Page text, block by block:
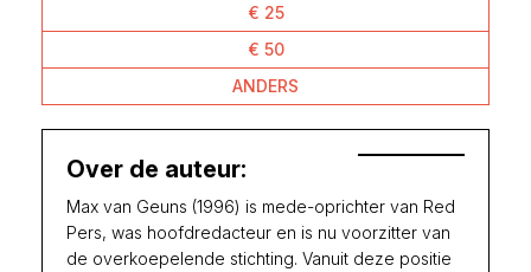
€ 25
€ 50
ANDERS
Over de auteur:
Max van Geuns (1996) is mede-oprichter van Red
Pers, was hoofdredacteur en is nu voorzitter van
de overkoepelende stichting. Vanuit deze positie